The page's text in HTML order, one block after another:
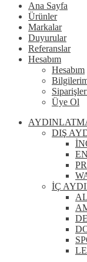
Ana Sayfa
Ürünler
Markalar
Duyurular
Referanslar
Hesabım
Hesabım
Üye Ol
DIŞ
İÇ